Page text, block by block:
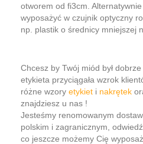
otworem od fi3cm.
wyposażyć w czujnik optyczny
np. plastik o średnicy mniejszej
Chcesz by Twój miód był
etykieta przyciągała wzrok
różne wzory etykiet i nakrętek
znajdziesz u nas !
Jesteśmy renomowanym
polskim i zagranicznym,
co jeszcze możemy Cię